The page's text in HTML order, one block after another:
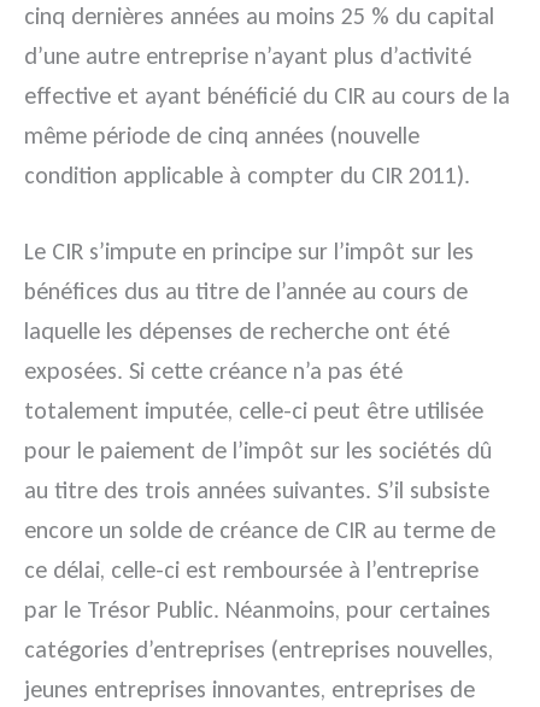
cinq dernières années au moins 25 % du capital
d’une autre entreprise n’ayant plus d’activité
effective et ayant bénéficié du CIR au cours de la
même période de cinq années (nouvelle
condition applicable à compter du CIR 2011).
Le CIR s’impute en principe sur l’impôt sur les
bénéfices dus au titre de l’année au cours de
laquelle les dépenses de recherche ont été
exposées. Si cette créance n’a pas été
totalement imputée, celle-ci peut être utilisée
pour le paiement de l’impôt sur les sociétés dû
au titre des trois années suivantes. S’il subsiste
encore un solde de créance de CIR au terme de
ce délai, celle-ci est remboursée à l’entreprise
par le Trésor Public. Néanmoins, pour certaines
catégories d’entreprises (entreprises nouvelles,
jeunes entreprises innovantes, entreprises de